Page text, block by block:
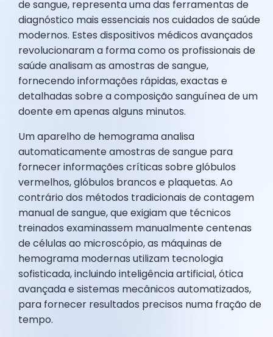
de sangue, representa uma das ferramentas de
diagnóstico mais essenciais nos cuidados de saúde
modernos. Estes dispositivos médicos avançados
revolucionaram a forma como os profissionais de
saúde analisam as amostras de sangue,
fornecendo informações rápidas, exactas e
detalhadas sobre a composição sanguínea de um
doente em apenas alguns minutos.
Um aparelho de hemograma analisa
automaticamente amostras de sangue para
fornecer informações críticas sobre glóbulos
vermelhos, glóbulos brancos e plaquetas. Ao
contrário dos métodos tradicionais de contagem
manual de sangue, que exigiam que técnicos
treinados examinassem manualmente centenas
de células ao microscópio, as máquinas de
hemograma modernas utilizam tecnologia
sofisticada, incluindo inteligência artificial, ótica
avançada e sistemas mecânicos automatizados,
para fornecer resultados precisos numa fração de
tempo.